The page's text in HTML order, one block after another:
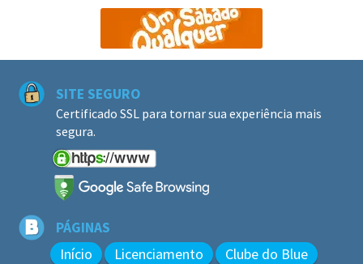
SITE SEGURO
Certificado SSL para tornar sua experiência mais
segura.
PÁGINAS
Início Licenciamento
Clube do Blue